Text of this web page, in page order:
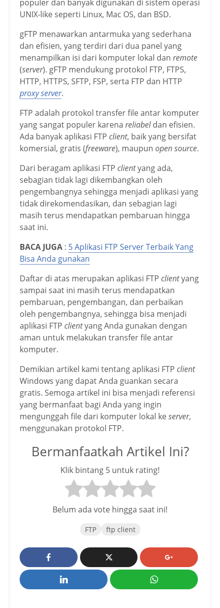
populer dan banyak digunakan di sistem operasi
UNIX-like seperti Linux, Mac OS, dan BSD.
gFTP menawarkan antarmuka yang sederhana
dan efisien, yang terdiri dari dua panel yang
menampilkan isi dari komputer lokal dan remote
(server). gFTP mendukung protokol FTP, FTPS,
HTTP, HTTPS, SFTP, FSP, serta FTP dan HTTP
proxy server.
FTP adalah protokol transfer file antar komputer
yang sangat populer karena reliabeldan efisien.
Ada banyak aplikasi FTP client, baik yang bersifat
komersial, gratis (freeware), maupun open source.
Dari beragam aplikasi FTP clientyang ada,
sebagian tidak lagi dikembangkan oleh
pengembangnya sehingga menjadi aplikasi yang
tidak direkomendasikan, dan sebagian lagi
masih terus mendapatkan pembaruan hingga
saat ini.
BACA JUGA : 5 Aplikasi FTP Server Terbaik Yang
Bisa Anda gunakan
Daftar di atas merupakan aplikasi FTP clientyang
sampai saat ini masih terus mendapatkan
pembaruan, pengembangan, dan perbaikan
oleh pengembangnya, sehingga bisa menjadi
aplikasi FTP clientyang Anda gunakan dengan
aman untuk melakukan transfer file antar
komputer.
Demikian artikel kami tentang aplikasi FTP client
Windows yang dapat Anda guankan secara
gratis. Semoga artikel ini bisa menjadi referensi
yang bermanfaat bagi Anda yang ingin
mengunggah file dari komputer lokal keserver,
menggunakan protokol FTP.
Bermanfaatkah Artikel Ini?
Klik bintang 5 untuk rating!
Belum ada vote hingga saat ini!
FTP ftp client